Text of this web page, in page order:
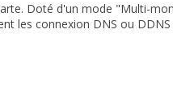
Doté d'un mode "Multi-
les connexion DNS ou DDNS